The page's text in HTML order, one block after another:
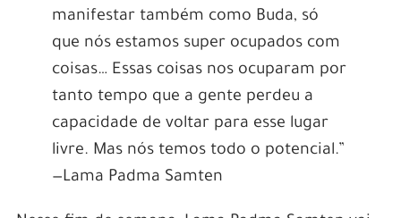
manifestar também como Buda, só
que nós estamos super ocupados com
coisas… Essas coisas nos ocuparam por
tanto tempo que a gente perdeu a
capacidade de voltar para esse lugar
livre. Mas nós temos todo o potencial.”
—Lama Padma Samten